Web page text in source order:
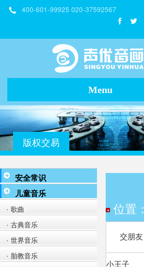
400-601-99925 020-37592567
Menu
版权交易
安全常识
儿童音乐
· 歌曲
· 古典音乐
· 世界音乐
· 胎教音乐
位置：
交朋友
小王子